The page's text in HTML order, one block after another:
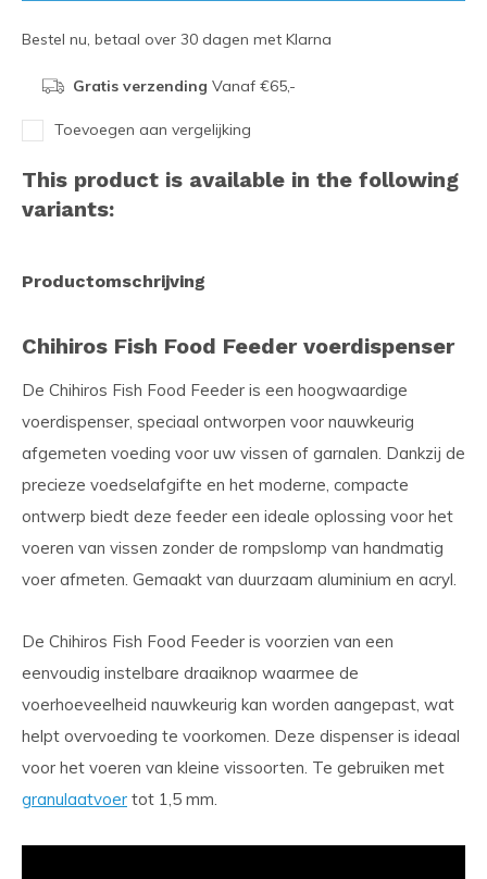
Bestel nu, betaal over 30 dagen met Klarna
Gratis verzending Vanaf €65,-
Toevoegen aan vergelijking
This product is available in the following
variants:
Productomschrijving
Chihiros Fish Food Feeder voerdispenser
De Chihiros Fish Food Feeder is een hoogwaardige
voerdispenser, speciaal ontworpen voor nauwkeurig
afgemeten voeding voor uw vissen of garnalen. Dankzij de
precieze voedselafgifte en het moderne, compacte
ontwerp biedt deze feeder een ideale oplossing voor het
voeren van vissen zonder de rompslomp van handmatig
voer afmeten. Gemaakt van duurzaam aluminium en acryl.
De Chihiros Fish Food Feeder is voorzien van een
eenvoudig instelbare draaiknop waarmee de
voerhoeveelheid nauwkeurig kan worden aangepast, wat
helpt overvoeding te voorkomen. Deze dispenser is ideaal
voor het voeren van kleine vissoorten. Te gebruiken met
granulaatvoer tot 1,5 mm.